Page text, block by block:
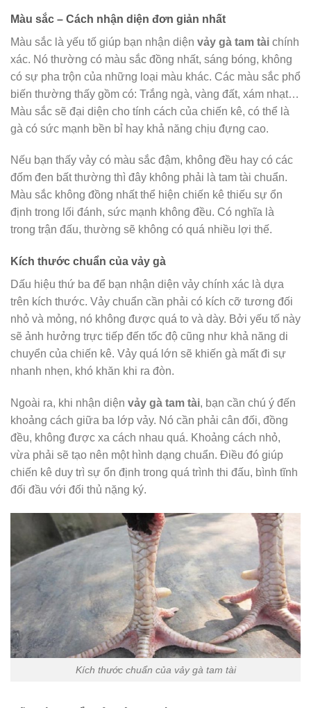
Màu sắc – Cách nhận diện đơn giản nhất
Màu sắc là yếu tố giúp bạn nhận diện vảy gà tam tài chính
xác. Nó thường có màu sắc đồng nhất, sáng bóng, không
có sự pha trộn của những loại màu khác. Các màu sắc phổ
biến thường thấy gồm có: Trắng ngà, vàng đất, xám nhạt…
Màu sắc sẽ đại diện cho tính cách của chiến kê, có thể là
gà có sức mạnh bền bỉ hay khả năng chịu đựng cao.
Nếu bạn thấy vảy có màu sắc đậm, không đều hay có các
đốm đen bất thường thì đây không phải là tam tài chuẩn.
Màu sắc không đồng nhất thể hiện chiến kê thiếu sự ổn
định trong lối đánh, sức mạnh không đều. Có nghĩa là
trong trận đấu, thường sẽ không có quá nhiều lợi thế.
Kích thước chuẩn của vảy gà
Dấu hiệu thứ ba để bạn nhận diện vảy chính xác là dựa
trên kích thước. Vảy chuẩn cần phải có kích cỡ tương đối
nhỏ và mỏng, nó không được quá to và dày. Bởi yếu tố này
sẽ ảnh hưởng trực tiếp đến tốc độ cũng như khả năng di
chuyển của chiến kê. Vảy quá lớn sẽ khiến gà mất đi sự
nhanh nhẹn, khó khăn khi ra đòn.
Ngoài ra, khi nhận diện vảy gà tam tài, bạn cần chú ý đến
khoảng cách giữa ba lớp vảy. Nó cần phải cân đối, đồng
đều, không được xa cách nhau quá. Khoảng cách nhỏ,
vừa phải sẽ tạo nên một hình dạng chuẩn. Điều đó giúp
chiến kê duy trì sự ổn định trong quá trình thi đấu, bình tĩnh
đối đầu với đối thủ nặng ký.
Kích thước chuẩn của vảy gà tam tài